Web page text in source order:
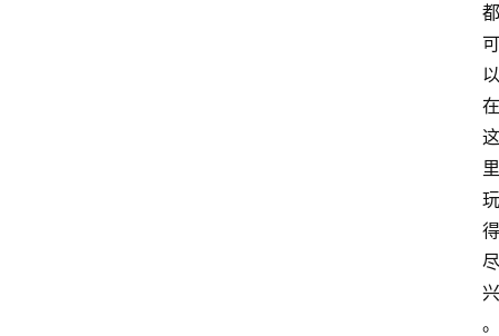
都
可
以
在
这
里
玩
得
尽
兴
。